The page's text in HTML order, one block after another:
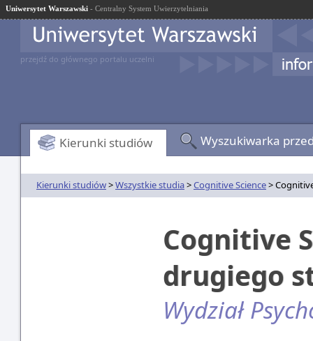
Uniwersytet Warszawski - Centralny System Uwierzytelniania
przejdź do głównego portalu uczelni
Kierunki studiów Wyszukiwarka
Kierunki studiów>Wszystkie studia>Cognitive Science>
Cognitive
drugiego
Wydział